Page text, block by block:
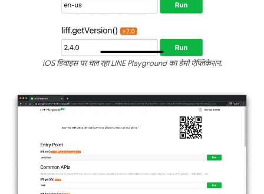
iOS डिवाइस पर चल रहा LINE Playground का डेमो ऐप्लिकेशन.